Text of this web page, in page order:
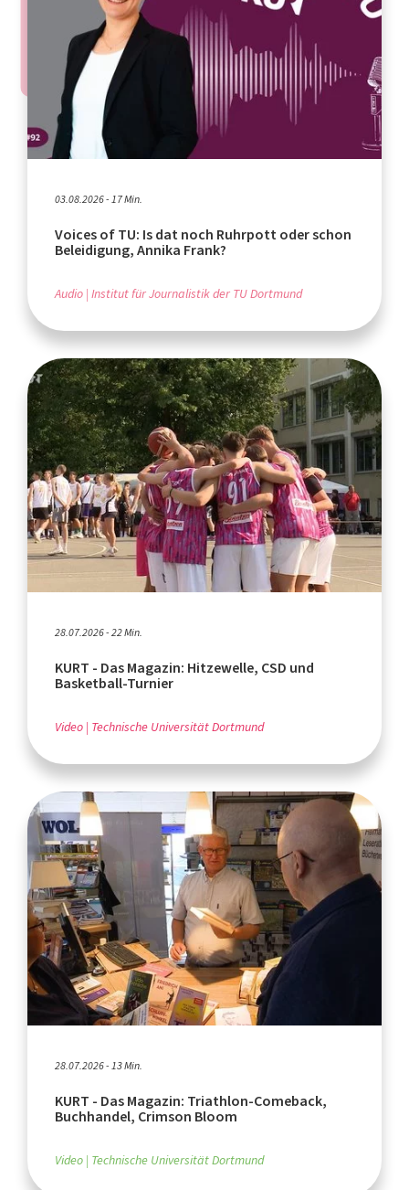
03.08.2026 - 17 Min.
Voices of TU: Is dat noch Ruhrpott oder schon
Beleidigung, Annika Frank?
Audio Institut für Journalistik der TU Dortmund
28.07.2026 - 22 Min.
KURT - Das Magazin: Hitzewelle, CSD und
Basketball-Turnier
Video Technische Universität Dortmund
28.07.2026 - 13 Min.
KURT - Das Magazin: Triathlon-Comeback,
Buchhandel, Crimson Bloom
Video Technische Universität Dortmund